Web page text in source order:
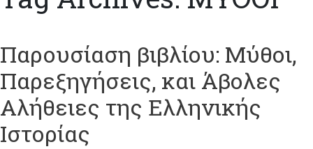
Παρουσίαση βιβλίου: Μύθοι,
Παρεξηγήσεις, και Άβολες
Αλήθειες της Ελληνικής
Ιστορίας